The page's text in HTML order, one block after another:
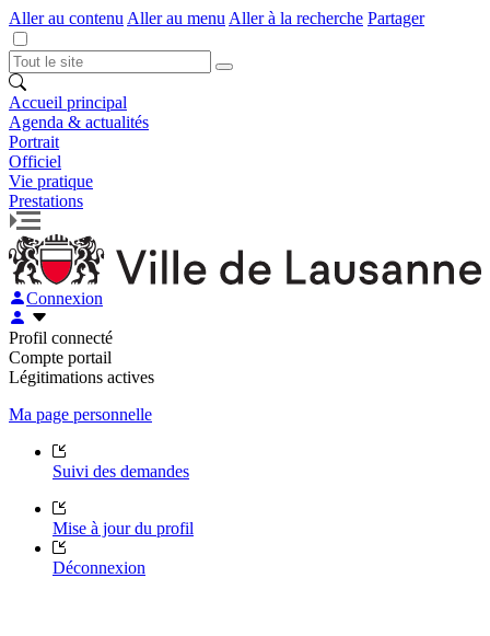
Aller au contenu Aller au menu Aller à la recherche Partager
Accueil principal
Agenda & actualités
Portrait
Officiel
Vie pratique
Prestations
Connexion
Profil connecté
Compte portail
Légitimations actives
Ma page personnelle
Suivi des demandes
Mise à jour du profil
Déconnexion